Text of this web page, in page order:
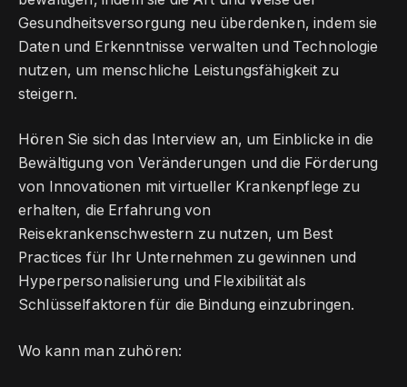
Gesundheitsversorgung neu überdenken, indem sie
Daten und Erkenntnisse verwalten und Technologie
nutzen, um menschliche Leistungsfähigkeit zu
steigern.
Hören Sie sich das Interview an, um Einblicke in die
Bewältigung von Veränderungen und die Förderung
von Innovationen mit virtueller Krankenpflege zu
erhalten, die Erfahrung von
Reisekrankenschwestern zu nutzen, um Best
Practices für Ihr Unternehmen zu gewinnen und
Hyperpersonalisierung und Flexibilität als
Schlüsselfaktoren für die Bindung einzubringen.
Wo kann man zuhören: